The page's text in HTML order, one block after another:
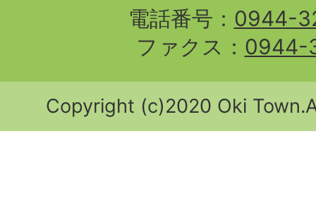
電話番号： 0944-
ファクス： 0944-
Copyright (c)2020 Oki